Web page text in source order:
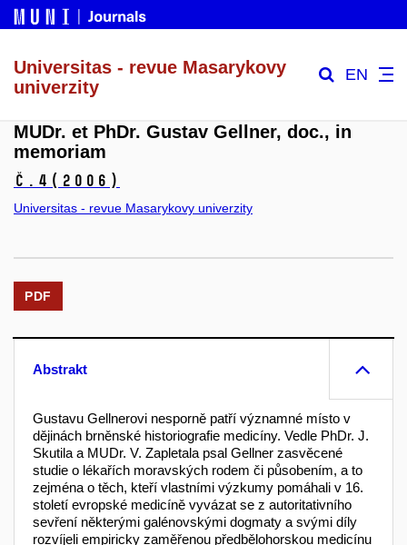
Universitas - revue Masarykovy
univerzity
EN
MUDr. et PhDr. Gustav Gellner, doc., in
memoriam
č.4 (2006)
Universitas - revue Masarykovy univerzity
PDF
Abstrakt
Gustavu Gellnerovi nesporně patří významné místo v
dějinách brněnské historiografie medicíny. Vedle PhDr. J.
Skutila a MUDr. V. Zapletala psal Gellner zasvěcené
studie o lékařích moravských rodem či působením, a to
zejména o těch, kteří vlastními výzkumy pomáhali v 16.
století evropské medicíně vyvázat se z autoritativního
sevření některými galénovskými dogmaty a svými díly
rozvíjeli empiricky zaměřenou předbělohorskou medicínu